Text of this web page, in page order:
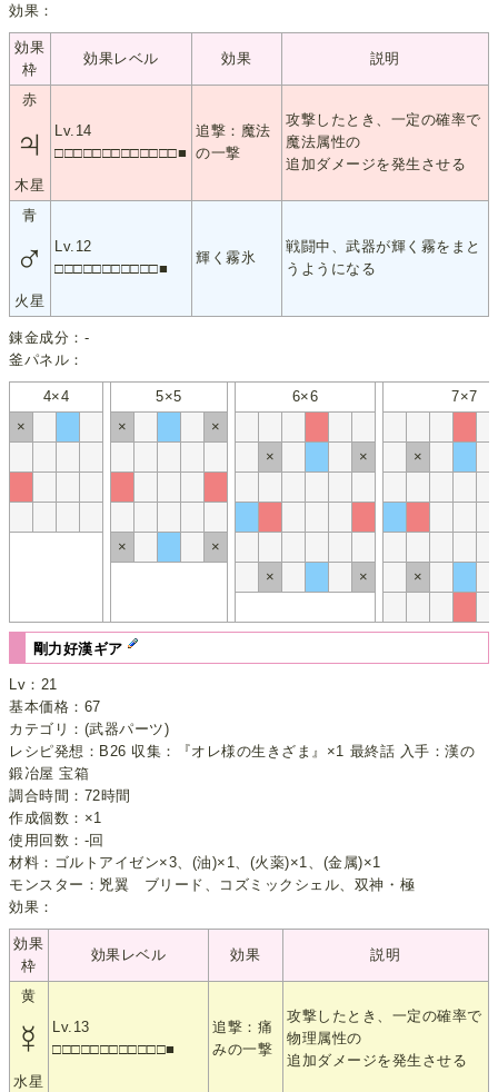
効果：
効果
枠
効果レベル 効果 説明
赤
♃
木星
Lv.14
□□□□□□□□□□□□□■
追撃：魔法
の一撃
攻撃したとき、一定の確率で
魔法属性の
追加ダメージを発生させる
青
♂
火星
Lv.12
□□□□□□□□□□□■
輝く霧氷
戦闘中、武器が輝く霧をまと
うようになる
錬金成分：-
釜パネル：
4×4 5×5 6×6
7×7
×
×
×
×
× ×
×
×
×
× ×
剛力好漢ギア
Lv：21
基本価格：67
カテゴリ：(武器パーツ)
レシピ発想：B26 収集：『オレ様の生きざま』×1 最終話 入手：漢の
鍛冶屋 宝箱
調合時間：72時間
作成個数：×1
使用回数：-回
材料：ゴルトアイゼン×3、(油)×1、(火薬)×1、(金属)×1
モンスター：兇翼 ブリード、コズミックシェル、双神・極
効果：
効果
枠
効果レベル 効果 説明
黄
☿
水星
Lv.13
□□□□□□□□□□□□■
追撃：痛
みの一撃
攻撃したとき、一定の確率で
物理属性の
追加ダメージを発生させる